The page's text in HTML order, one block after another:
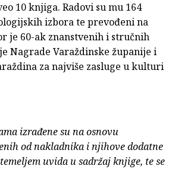
10 knjiga. Radovi su mu 164
izbora te prevođeni na
je 60-ak znanstvenih i stručnih
Nagrade Varaždinske županije i
za najviše zasluge u kulturi
izrađene su na osnovu
od nakladnika i njihove dodatne
uvida u sadržaj knjige, te se